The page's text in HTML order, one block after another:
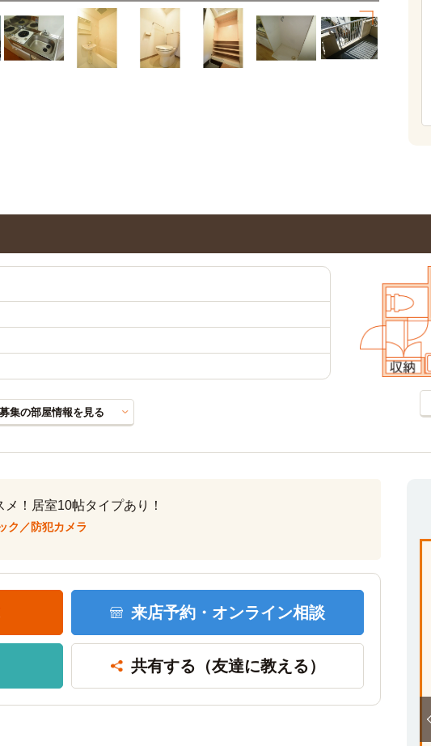
集の部屋情報を見る
！居室10帖タイプあり！
ク／防犯カメラ
来店予約・ オンライン相談
共有する （友達に教える）